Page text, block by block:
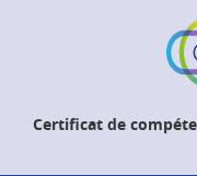
Certificat de